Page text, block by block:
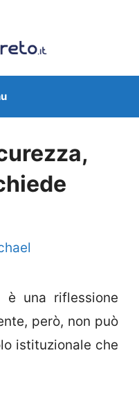
è una riflessione
però, non può
istituzionale che